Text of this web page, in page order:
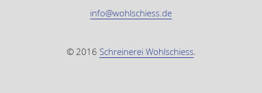
info@wohlschiess.de
© 2016 Schreinerei Wohlschiess.